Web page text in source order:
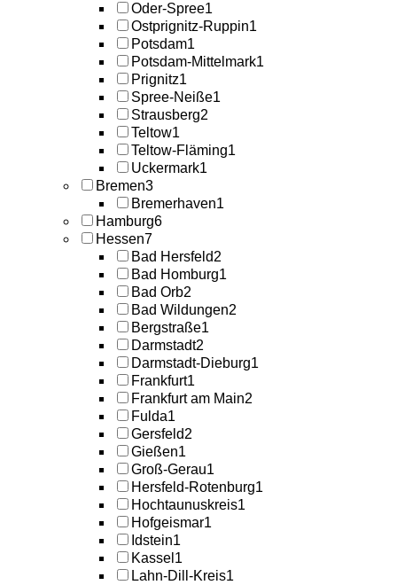
Oder-Spree1
Ostprignitz-Ruppin1
Potsdam1
Potsdam-Mittelmark1
Prignitz1
Spree-Neiße1
Strausberg2
Teltow1
Teltow-Fläming1
Uckermark1
Bremen3
Bremerhaven1
Hamburg6
Hessen7
Bad Hersfeld2
Bad Homburg1
Bad Orb2
Bad Wildungen2
Bergstraße1
Darmstadt2
Darmstadt-Dieburg1
Frankfurt1
Frankfurt am Main2
Fulda1
Gersfeld2
Gießen1
Groß-Gerau1
Hersfeld-Rotenburg1
Hochtaunuskreis1
Hofgeismar1
Idstein1
Kassel 1
Lahn-Dill-Kreis1